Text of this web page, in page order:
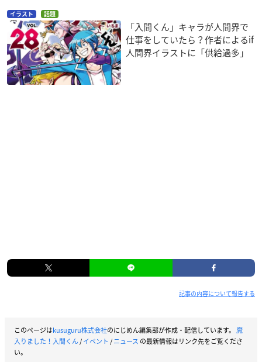
イラスト 話題
「入間くん」キャラが人間界で
仕事をしていたら？作者によるif
人間界イラストに「供給過多」
記事の内容について報告する
このページはkusuguru株式会社のにじめん編集部が作成・配信しています。 魔
入りました！入間くん/イベント /ニュース の最新情報はリンク先をご覧くださ
い。